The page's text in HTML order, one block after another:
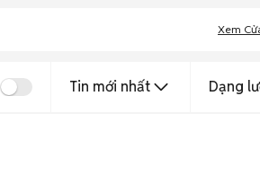
Xem
Tin mới nhất Dạng